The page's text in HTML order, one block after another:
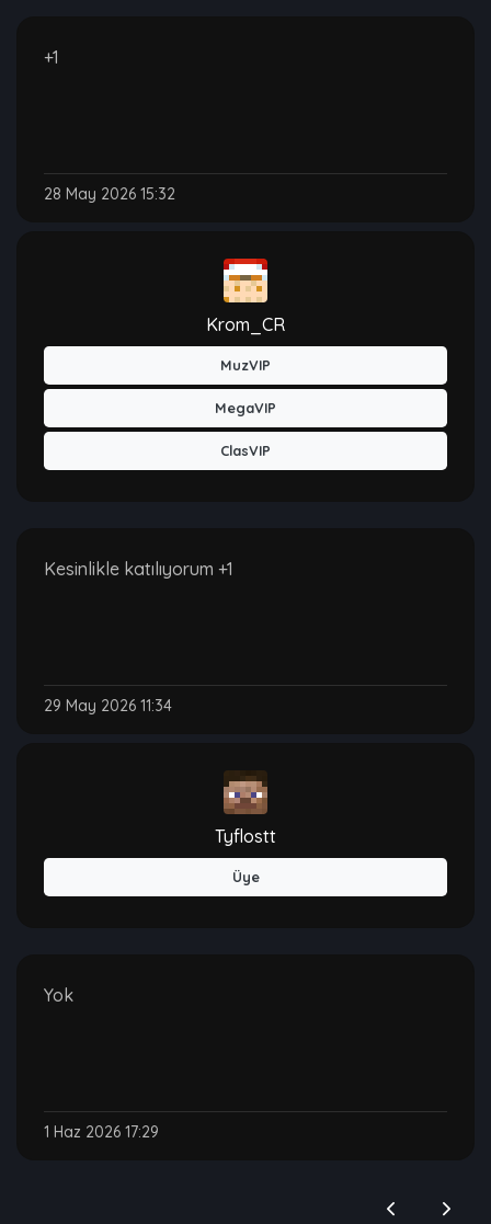
+1
28 May 2026 15:32
Krom_CR
MuzVIP
MegaVIP
ClasVIP
Kesinlikle katılıyorum +1
29 May 2026 11:34
Tyflostt
Üye
Yok
1 Haz 2026 17:29